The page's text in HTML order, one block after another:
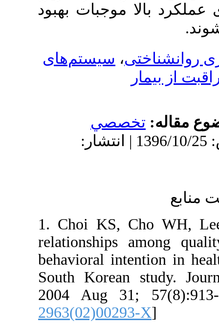
موجبات بهبود
،سیستم‌های
تخصصي
دریافت: 1395/5/19 | پذیرش: 1396/10/25 | انتشار:
1. Choi KS,
relationships
behavioral
South Korean
2004 Aug 31;
2963(02)00293-X